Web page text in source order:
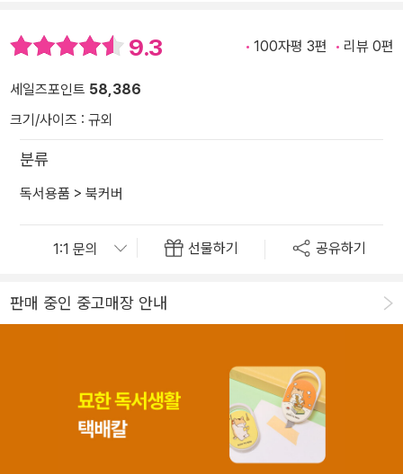
9.3 100자평 3편 리뷰 0편
세일즈포인트 58,386
크기/사이즈 : 규외
분류
독서용품 > 북커버
선물하기 공유하기
판매 중인 중고매장 안내